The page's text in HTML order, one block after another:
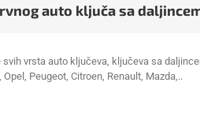
auto ključa sa
vrsta auto ključeva, ključeva sa
Peugeot, Citroen, Renault, Mazda,..